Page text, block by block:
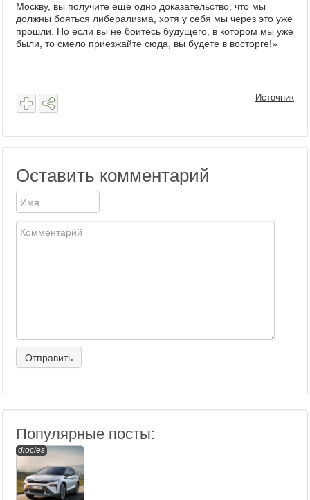
Москву, вы получите еще одно доказательство, что мы
должны бояться либерализма, хотя у себя мы через это уже
прошли. Но если вы не боитесь будущего, в котором мы уже
были, то смело приезжайте сюда, вы будете в восторге!»
Источник
Оставить комментарий
Популярные посты:
diocles